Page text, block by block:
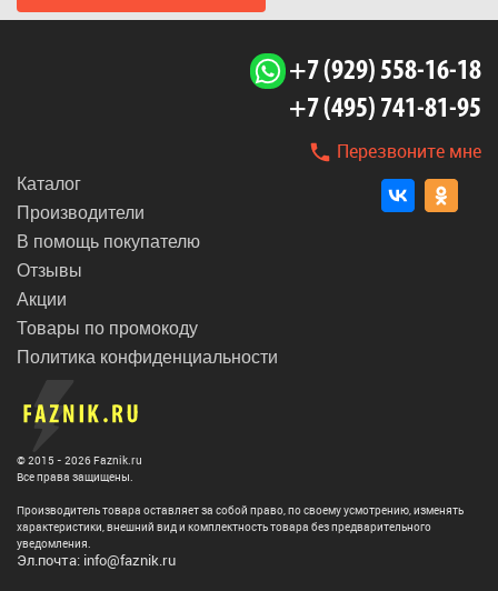
+7 (929) 558-16-18
+7 (495) 741-81-95
Перезвоните мне
Каталог
Производители
В помощь покупателю
Отзывы
Акции
Товары по промокоду
Политика конфиденциальности
© 2015 - 2026 Faznik.ru
Все права защищены.
Производитель товара оставляет за собой право, по своему усмотрению, изменять
характеристики, внешний вид и комплектность товара без предварительного
уведомления.
Эл.почта: info@faznik.ru